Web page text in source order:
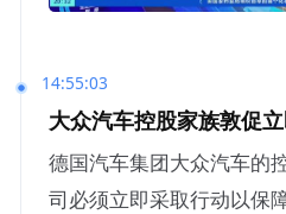
14:55:03
大众汽车控股家族敦促
德国汽车集团大众汽车的
司必须立即采取行动以保